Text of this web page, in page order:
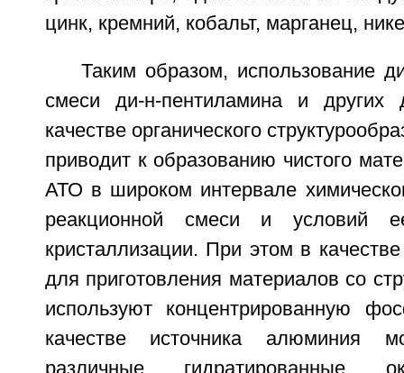
цинк, кремний, кобальт, марганец,
Таким образом, использование
смеси ди-н-пентиламина и других
качестве органического
приводит к образованию чистого
АТО в широком интервале
реакционной смеси и условий
кристаллизации. При этом в
для приготовления материалов со
используют концентрированную
качестве источника алюминия